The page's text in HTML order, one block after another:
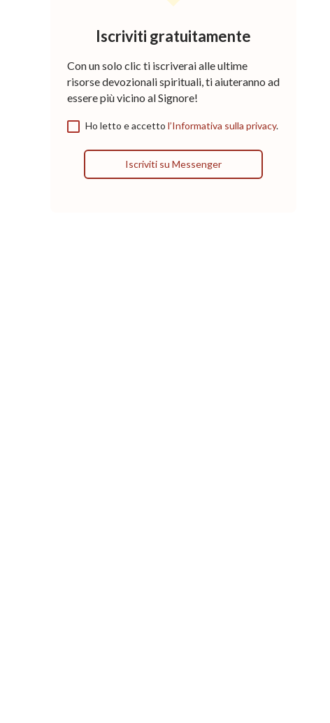
Iscriviti gratuitamente
Con un solo clic ti iscriverai alle ultime
risorse devozionali spirituali, ti aiuteranno ad
essere più vicino al Signore!
Ho letto e accetto l’Informativa sulla privacy.
Iscriviti su Messenger